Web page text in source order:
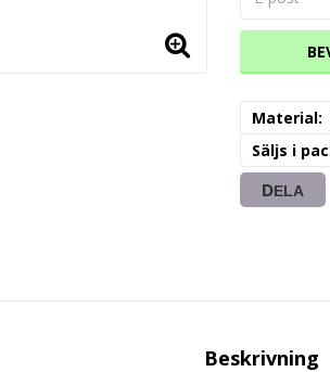
Material
Säljs i
DELA
Beskrivning